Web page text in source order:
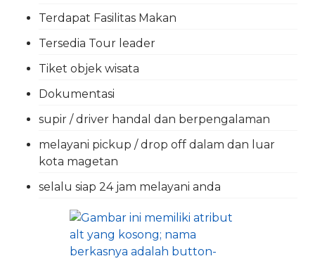
Terdapat Fasilitas Makan
Tersedia Tour leader
Tiket objek wisata
Dokumentasi
supir / driver handal dan berpengalaman
melayani pickup / drop off dalam dan luar
kota magetan
selalu siap 24 jam melayani anda